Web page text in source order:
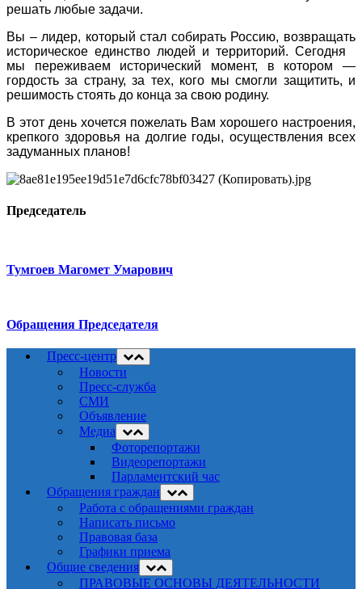
решать любые задачи.
Вы – лидер, который стал собирать Россию, возвращать
историческое единство людей и территорий. Сегодня
мы переживаем исторический момент, в котором —
гордость за страну, за тех, кого мы смогли защитить, и
решимость стоять до конца за свою родину.
В этот день хочется пожелать Вам хорошего настроения,
крепкого здоровья на долгие годы, осуществления всех
задуманных планов!
Председатель
Тумгоев Магомет Умарович
Обращения Председателя
Пресс-центр
Новости
Пресс-служба
СМИ
Объявление
Медиа
Фоторепортажи
Видеорепортажи
Парламентский час
Обращения граждан
Работа с обращениями граждан
Написать письмо
Правовая база
Графики приема
Общие сведения
ПРАВОВЫЕ ОСНОВЫ ДЕЯТЕЛЬНОСТИ